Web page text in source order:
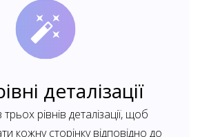
деталізації
рівнів деталізації, щоб
кожну сторінку відповідно до